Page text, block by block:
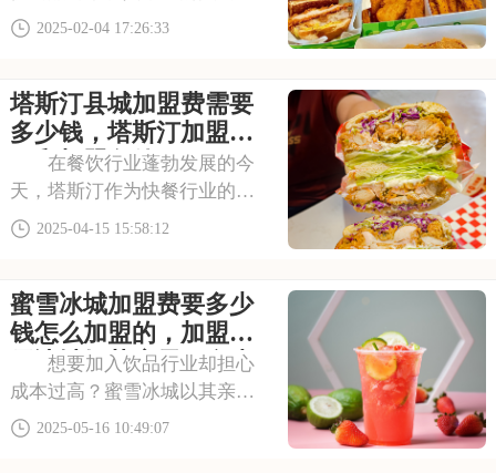
类、亲民的价格和优质的服
是冰爽饮料，都能让人回味。
每当夜幕降临，德克士门店总
是灯火通明，热闹非凡
2025-02-04 17:26:33
塔斯汀县城加盟费需要
多少钱，塔斯汀加盟流
程和加盟条件
在餐饮行业蓬勃发展的今
天，塔斯汀作为快餐行业的热
门品牌，以其标准化的制作流
者的喜爱。你是否也想开一家
塔斯汀呢？本文将带您解读塔
斯汀加盟费用，为您
2025-04-15 15:58:12
蜜雪冰城加盟费要多少
钱怎么加盟的，加盟蜜
雪冰城奶茶店需要多少
钱
想要加入饮品行业却担心
成本过高？蜜雪冰城以其亲民
的价格和广泛的受众，成为众
2025-05-16 10:49:07